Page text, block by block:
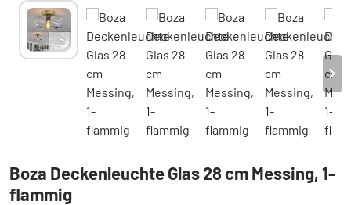
Boza Deckenleuchte Glas 28 cm Messing, 1-
flammig